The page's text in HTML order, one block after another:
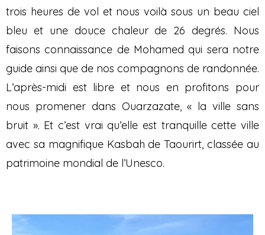
trois heures de vol et nous voilà sous un beau ciel
bleu et une douce chaleur de 26 degrés. Nous
faisons connaissance de Mohamed qui sera notre
guide ainsi que de nos compagnons de randonnée.
L’après-midi est libre et nous en profitons pour
nous promener dans Ouarzazate, « la ville sans
bruit ». Et c’est vrai qu’elle est tranquille cette ville
avec sa magnifique Kasbah de Taourirt, classée au
patrimoine mondial de l’Unesco.